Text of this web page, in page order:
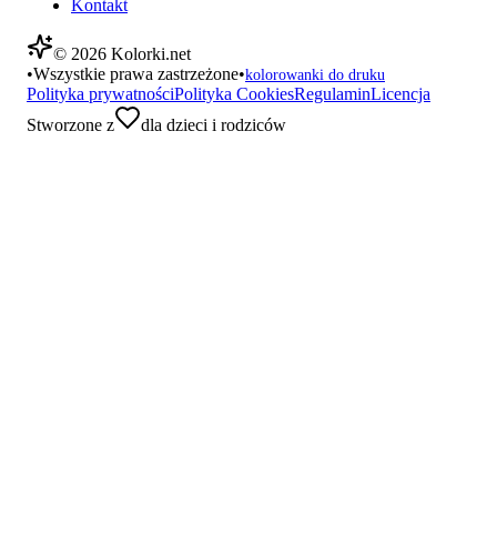
Kontakt
© 2026 Kolorki.net
•Wszystkie prawa zastrzeżone•kolorowanki do druku
Polityka prywatnościPolityka CookiesRegulaminLicencja
Stworzone z
dla dzieci i rodziców